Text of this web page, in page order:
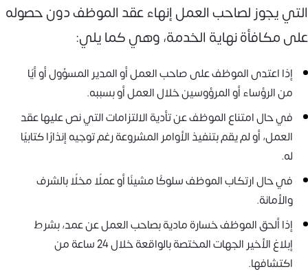
التي يجوز لصاحب العمل إنهاء عقد الموظف دون حصوله
على مكافأة نهاية الخدمة، وهي كما يلي:
إذا اعتدى الموظف على صاحب العمل أو المدير المسؤول أو أيًا
من الرؤساء أو المرؤوسين خلال العمل أو بسببه.
في حال امتناع الموظف عن تأدية الالتزامات التي نص عليها عقد
العمل، أو لم يقم بتنفيذ الأوامر المشروعة رغم توجيه إنذارًا كتابيًا
له.
في حال ارتكاب الموظف سلوكًا مشينًا أو عملًا مخلًا بالشرف
والأمانة.
إذا ألحق الموظف خسارة مادية بصاحب العمل عن عمد، بشرط
إبلاغ الأخير الجهات المختصة بالواقعة خلال 24 ساعة من
اكتشافها.